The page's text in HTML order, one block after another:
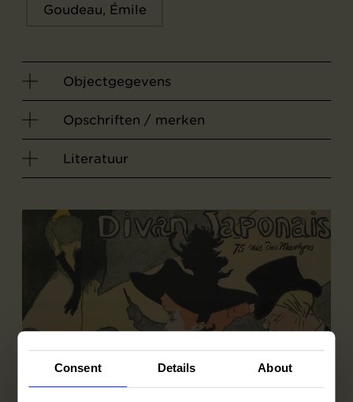
Consent Details About
Goudeau, Émile
Objectgegevens
Opschriften / merken
Literatuur